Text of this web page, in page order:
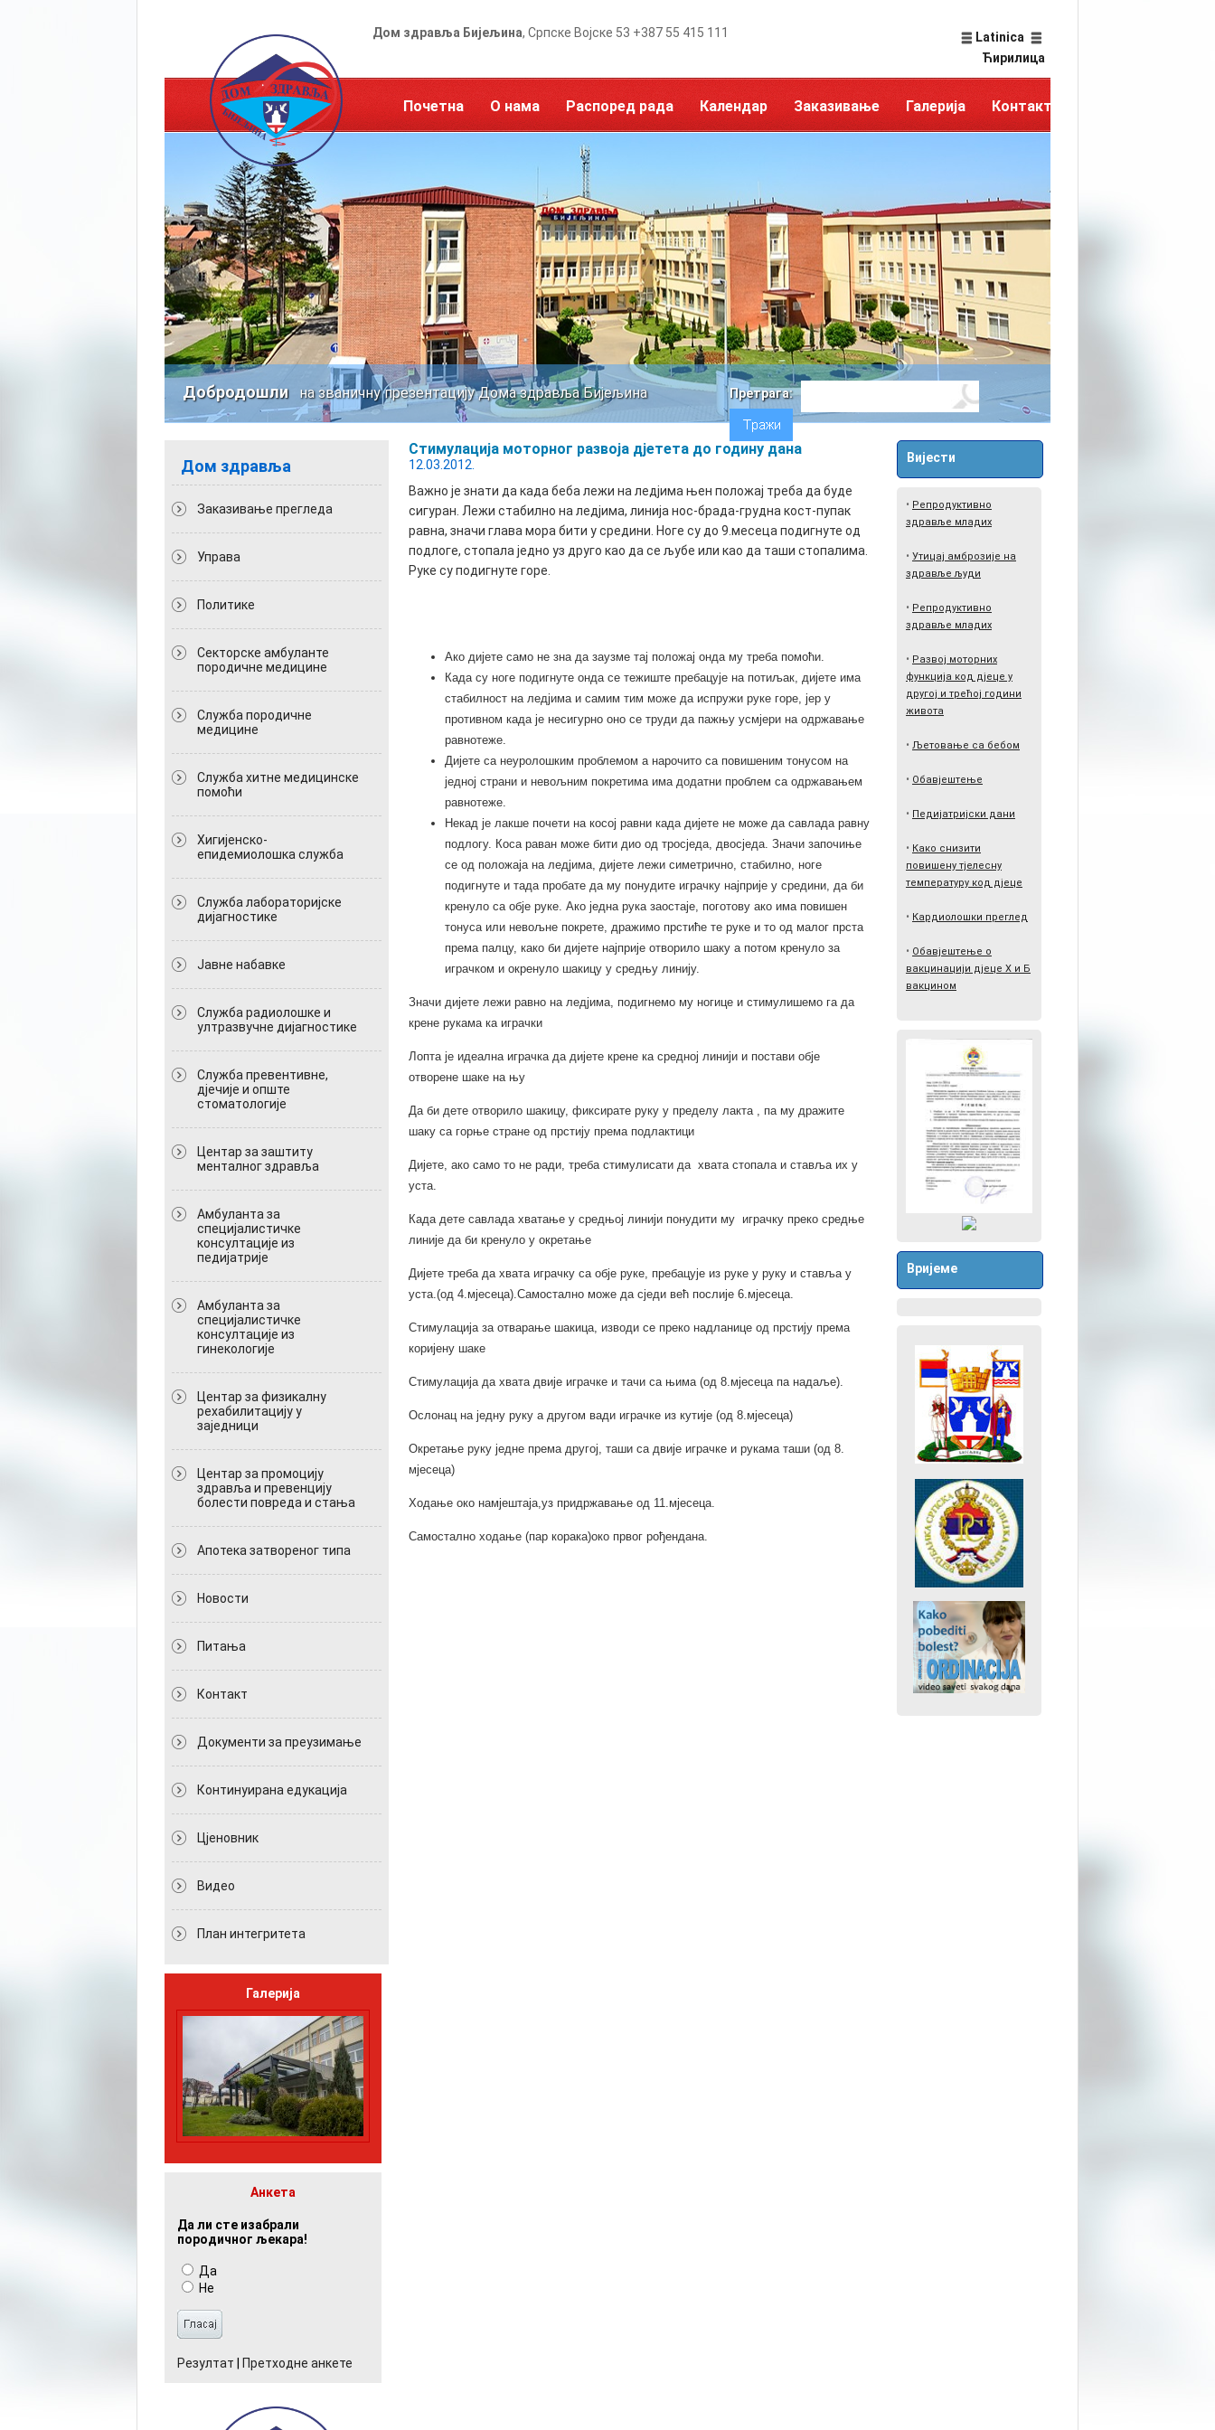
Дом здравља Бијељина, Српске Војске 53 +387 55 415 111
Latinica
Ћирилица
Почетна О нама Распоред рада Календар Заказивање Галерија Контакт
Добродошлина званичну презентацију Дома здравља Бијељина Претрага:
Дом здравља
Заказивање прегледа
Управа
Политикe
Секторске амбуланте
породичне медицине
Служба породичне
медицине
Служба хитне медицинске
помоћи
Хигијенско-
епидемиолошка служба
Служба лабораторијске
дијагностике
Јавне набавке
Служба радиолошке и
ултразвучне дијагностике
Служба превентивне,
дјечије и опште
стоматологије
Центар за заштиту
менталног здравља
Амбуланта за
специјалистичке
консултације из
педијатрије
Амбуланта за
специјалистичке
консултације из
гинекологије
Центар за физикалну
рехабилитацију у
заједници
Центар за промоцију
здравља и превенцију
болести повреда и стања
Апотека затвореног типа
Новости
Питања
Контакт
Документи за преузимање
Континуирана едукација
Цјеновник
Видео
План интегритета
Галерија
Анкета
Да ли сте изабрали
породичног љекара!
Да
Не
Резултат Претходне анкете
Стимулација моторног развоја дјетета до годину дана
12.03.2012.
Важно је знати да када беба лежи на ледјима њен положај треба да буде
сигуран. Лежи стабилно на ледјима, линија нос-брада-грудна кост-пупак
равна, значи глава мора бити у средини. Ноге су до 9.месеца подигнуте од
подлоге, стопала једно уз друго као да се љубе или као да таши стопалима.
Руке су подигнуте горе.
Ако дијете само не зна да заузме тај положај онда му треба помоћи.
Када су ноге подигнуте онда се тежиште пребацује на потиљак, дијете има
стабилност на ледјима и самим тим може да испружи руке горе, јер у
противном када је несигурно оно се труди да пажњу усмјери на одржавање
равнотеже.
Дијете са неуролошким проблемом а нарочито са повишеним тонусом на
једној страни и невољним покретима има додатни проблем са одржавањем
равнотеже.
Некад је лакше почети на косој равни када дијете не може да савлада равну
подлогу. Коса раван може бити дио од тросједа, двосједа. Значи започиње
се од положаја на ледјима, дијете лежи симетрично, стабилно, ноге
подигнуте и тада пробате да му понудите играчку најприје у средини, да би
кренуло са обје руке. Ако једна рука заостаје, поготову ако има повишен
тонуса или невољне покрете, дражимо прстиће те руке и то од малог прста
према палцу, како би дијете најприје отворило шаку а потом кренуло за
играчком и окренуло шакицу у средњу линију.
Значи дијете лежи равно на ледјима, подигнемо му ногице и стимулишемо га да
крене рукама ка играчки
Лопта је идеална играчка да дијете крене ка средној линији и постави обје
отворене шаке на њу
Да би дете отворило шакицу, фиксирате руку у пределу лакта , па му дражите
шаку са горње стране од прстију према подлактици
Дијете, ако само то не ради, треба стимулисати да хвата стопала и ставља их у
уста.
Када дете савлада хватање у средњој линији понудити му играчку преко средње
линије да би кренуло у окретање
Дијете треба да хвата играчку са обје руке, пребацује из руке у руку и ставља у
уста.(од 4.мјесеца).Самостално може да сједи већ послије 6.мјесеца.
Стимулација за отварање шакица, изводи се преко надланице од прстију према
коријену шаке
Стимулација да хвата двије играчке и тачи са њима (од 8.мјесеца па надаље).
Ослонац на једну руку а другом вади играчке из кутије (од 8.мјесеца)
Окретање руку једне према другој, таши са двије играчке и рукама таши (од 8.
мјесеца)
Ходање око намјештаја,уз придржавање од 11.мјесеца.
Самостално ходање (пар корака)око првог рођендана.
Вијести
• Репродуктивно
здравље младих
• Утицај амброзије на
здравље људи
• Репродуктивно
здравље младих
• Развој моторних
функција код дјеце у
другој и трећој години
живота
• Љетовање са бебом
• Обавјештење
• Педијатријски дани
• Како снизити
повишену тјелесну
температуру код дјеце
• Кардиолошки преглед
• Обавјештење о
вакцинацији дјеце Х и Б
вакцином
Вријеме